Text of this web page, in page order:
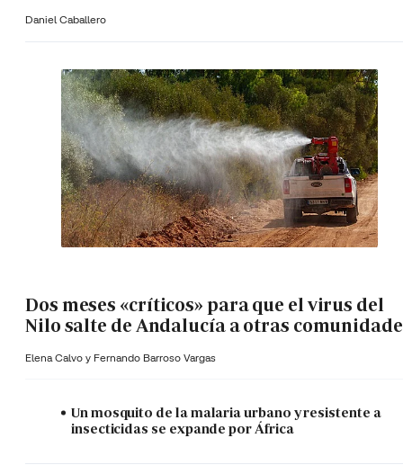
Daniel Caballero
Dos meses «críticos» para que el virus del
Nilo salte de Andalucía a otras
Elena Calvo y Fernando Barroso Vargas
Un mosquito de la malaria urbano y resistente a
insecticidas se expande por África